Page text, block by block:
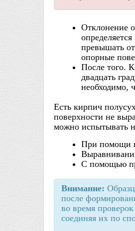
Отклонение
превышать
опорные
После того.
двадцать
необходимо,
Есть кирпич
поверхности не
можно испытывать
При помощи
С помощью
Внимание:
после
во время
соединяя их по